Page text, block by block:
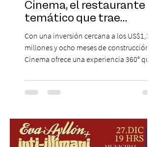
Cinema, el restaurante
temático que trae
Hollywood a Chile
Con una inversión cercana a los US$1,3
millones y ocho meses de construcción,
Cinema ofrece una experiencia 360° que
cinematográfica y actores en vivo,
recreando algunos de los universos más
una nueva atracción a su oferta
gastronómica y turística con la apertura de
Cinema, un restaurante temático